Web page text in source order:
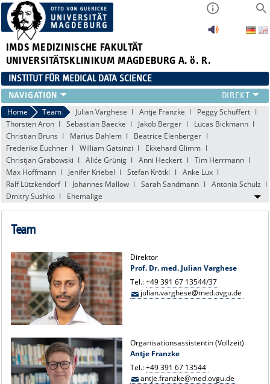
IMDS MEDIZINISCHE FAKULTÄT
UNIVERSITÄTSKLINIKUM MAGDEBURG A. ö. R.
INSTITUT FÜR MEDICAL DATA SCIENCE
FORSCHUNG
TEAM
PROJEKTE & PUBLIKATIONEN
LEHRE
ABSCHLUSSARBEITEN
CLINICIAN SCIENTISTS
TREUHANDSTELLE
Home Team Julian Varghese Antje Franzke
Peggy Schuffert
Thorsten Aron
Sebastian Baecke Jakob Berger
Lucas Bickmann
Christian Bruns
Marius Dahlem
Beatrice Elenberger
Frederike Euchner
William Gatsinzi
Ekkehard Glimm
Christjan Grabowski
Aliće Grünig Anni Heckert
Tim Herrmann
Max Hoffmann
Jenifer Kriebel Stefan Krötki
Anke Lux
Ralf Lützkendorf
Johannes Mallow Sarah Sandmann
Antonia Schulz
Dmitry Sushko
Ehemalige
Team
Direktor
Prof. Dr. med. Julian Varghese
Tel.:+49 391 67 13544/37
julian.varghese@med.ovgu.de
Organisationsassistentin (Vollzeit)
Antje Franzke
Tel.:+49 391 67 13544
antje.franzke@med.ovgu.de